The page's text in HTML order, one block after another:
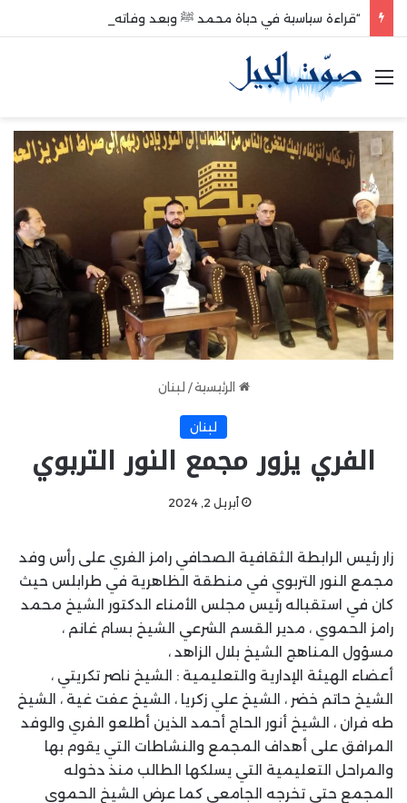
“قراءة سياسية في حياة محمد ﷺ وبعد وفاته”
القائمة
الرئيسية / لبنان
لبنان
الفري يزور مجمع النور التربوي
أبريل 2, 2024
زار رئيس الرابطة الثقافية الصحافي رامز الفري على رأس وفد
مجمع النور التربوي في منطقة الظاهرية في طرابلس حيث
كان في استقباله رئيس مجلس الأمناء الدكتور الشيخ محمد
رامز الحموي ، مدير القسم الشرعي الشيخ بسام غانم ،
مسؤول المناهج الشيخ بلال الزاهد ،
أعضاء الهيئة الإدارية والتعليمية : الشيخ ناصر تكريتي ،
الشيخ حاتم خضر ، الشيخ علي زكريا ، الشيخ عفت غية ، الشيخ
طه فران ، الشيخ أنور الحاج أحمد الذين أطلعو الفري والوفد
المرافق على أهداف المجمع والنشاطات التي يقوم بها
والمراحل التعليمية التي يسلكها الطالب منذ دخوله
المجمع حتى تخرجه الجامعي كما عرض الشيخ الحموي